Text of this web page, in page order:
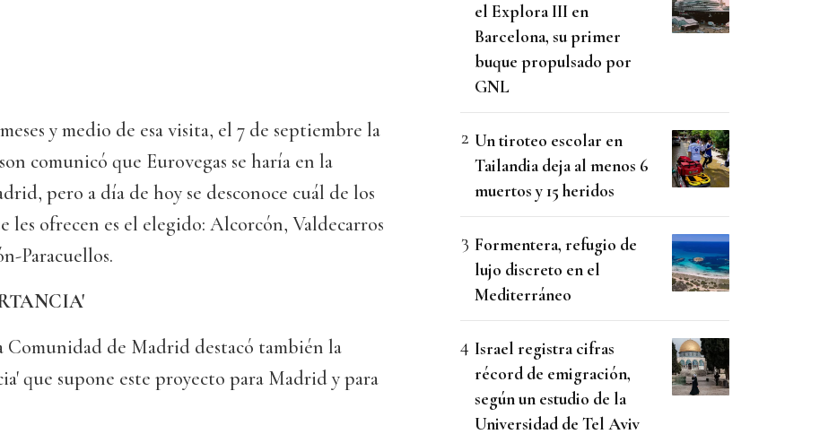
y medio de esa visita, el 7 de septiembre la
comunicó que Eurovegas se haría en la
pero a día de hoy se desconoce cuál de los
les ofrecen es el elegido: Alcorcón, Valdecarros
Paracuellos.
Comunidad de Madrid destacó también la
que supone este proyecto para Madrid y para
el Explora III en
Barcelona, su primer
buque propulsado por
GNL
Un tiroteo escolar en
Tailandia deja al menos 6
muertos y 15 heridos
Formentera, refugio de
lujo discreto en el
Mediterráneo
Israel registra cifras
récord de emigración,
según un estudio de la
Universidad de Tel Aviv